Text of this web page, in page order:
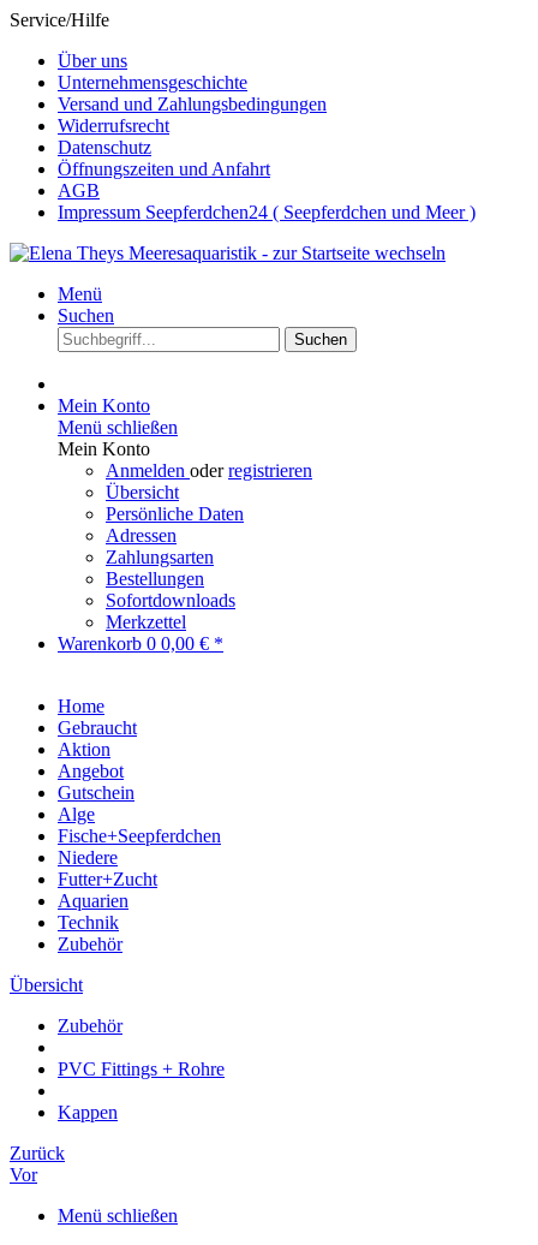
Service/Hilfe
Über uns
Unternehmensgeschichte
Versand und Zahlungsbedingungen
Widerrufsrecht
Datenschutz
Öffnungszeiten und Anfahrt
AGB
Impressum Seepferdchen24 ( Seepferdchen und Meer )
Menü
Suchen
Suchen
Mein Konto
Menü schließen
Mein Konto
Anmelden oderregistrieren
Übersicht
Persönliche Daten
Adressen
Zahlungsarten
Bestellungen
Sofortdownloads
Merkzettel
Warenkorb 0 0,00 € *
Home
Gebraucht
Aktion
Angebot
Gutschein
Alge
Fische+Seepferdchen
Niedere
Futter+Zucht
Aquarien
Technik
Zubehör
Übersicht
Zubehör
PVC Fittings + Rohre
Kappen
Zurück
Vor
Menü schließen